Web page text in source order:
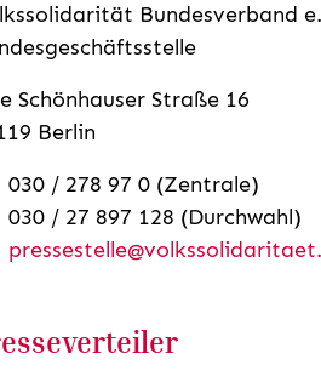
Bundesverband
Schönhauser Straße 16
Berlin
030 / 278 97 0 (Zentrale)
030 / 27 897 128 (Durchwahl)